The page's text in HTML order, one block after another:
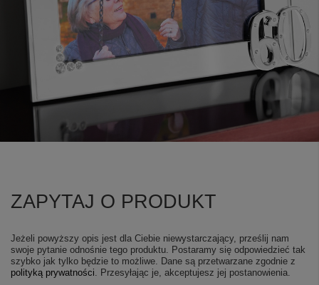
ZAPYTAJ O PRODUKT
Jeżeli powyższy opis jest dla Ciebie niewystarczający, prześlij nam
swoje pytanie odnośnie tego produktu. Postaramy się odpowiedzieć tak
szybko jak tylko będzie to możliwe. Dane są przetwarzane zgodnie z
polityką prywatności . Przesyłając je, akceptujesz jej postanowienia.